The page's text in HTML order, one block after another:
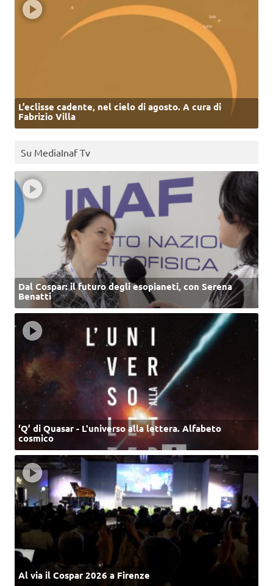
L’eclisse cadente, nel cielo di agosto. A cura di
Fabrizio Villa
Su MediaInaf Tv
Dal Cospar: il futuro degli esopianeti, con Serena
Benatti
‘Q’ di Quasar - L'universo alla lettera. Alfabeto
cosmico
Al via il Cospar 2026 a Firenze